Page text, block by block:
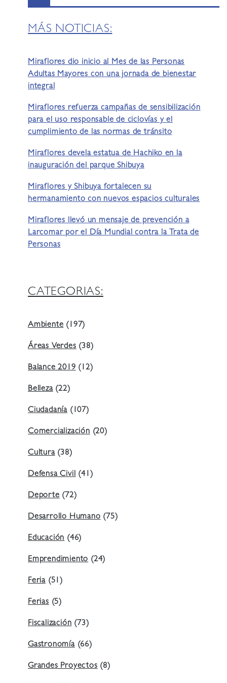
MÁS NOTICIAS:
Miraflores dio inicio al Mes de las Personas
Adultas Mayores con una jornada de bienestar
integral
Miraflores refuerza campañas de sensibilización
para el uso responsable de ciclovías y el
cumplimiento de las normas de tránsito
Miraflores devela estatua de Hachiko en la
inauguración del parque Shibuya
Miraflores y Shibuya fortalecen su
hermanamiento con nuevos espacios culturales
Miraflores llevó un mensaje de prevención a
Larcomar por el Día Mundial contra la Trata de
Personas
CATEGORIAS:
Ambiente (197)
Áreas Verdes (38)
Balance 2019 (12)
Belleza(22)
Ciudadanía (107)
Comercialización (20)
Cultura(38)
Defensa Civil (41)
Deporte (72)
Desarrollo Humano (75)
Educación (46)
Emprendimiento (24)
Feria (51)
Ferias (5)
Fiscalización (73)
Gastronomía(66)
Grandes Proyectos (8)